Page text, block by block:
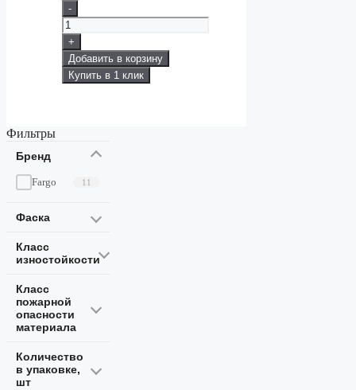
-
+
Добавить в корзину
Купить в 1 клик
Фильтры
Бренд
Fargo 11
Фаска
Класс
изностойкости
Класс
пожарной
опасности
материала
Количество
в упаковке,
шт